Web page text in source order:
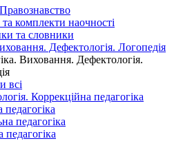
Правознавство
комплекти наочності
та словники
Дефектологія. Логопедія
Виховання. Дефектологія.
всі
Коррекційна педагогіка
педагогіка
педагогіка